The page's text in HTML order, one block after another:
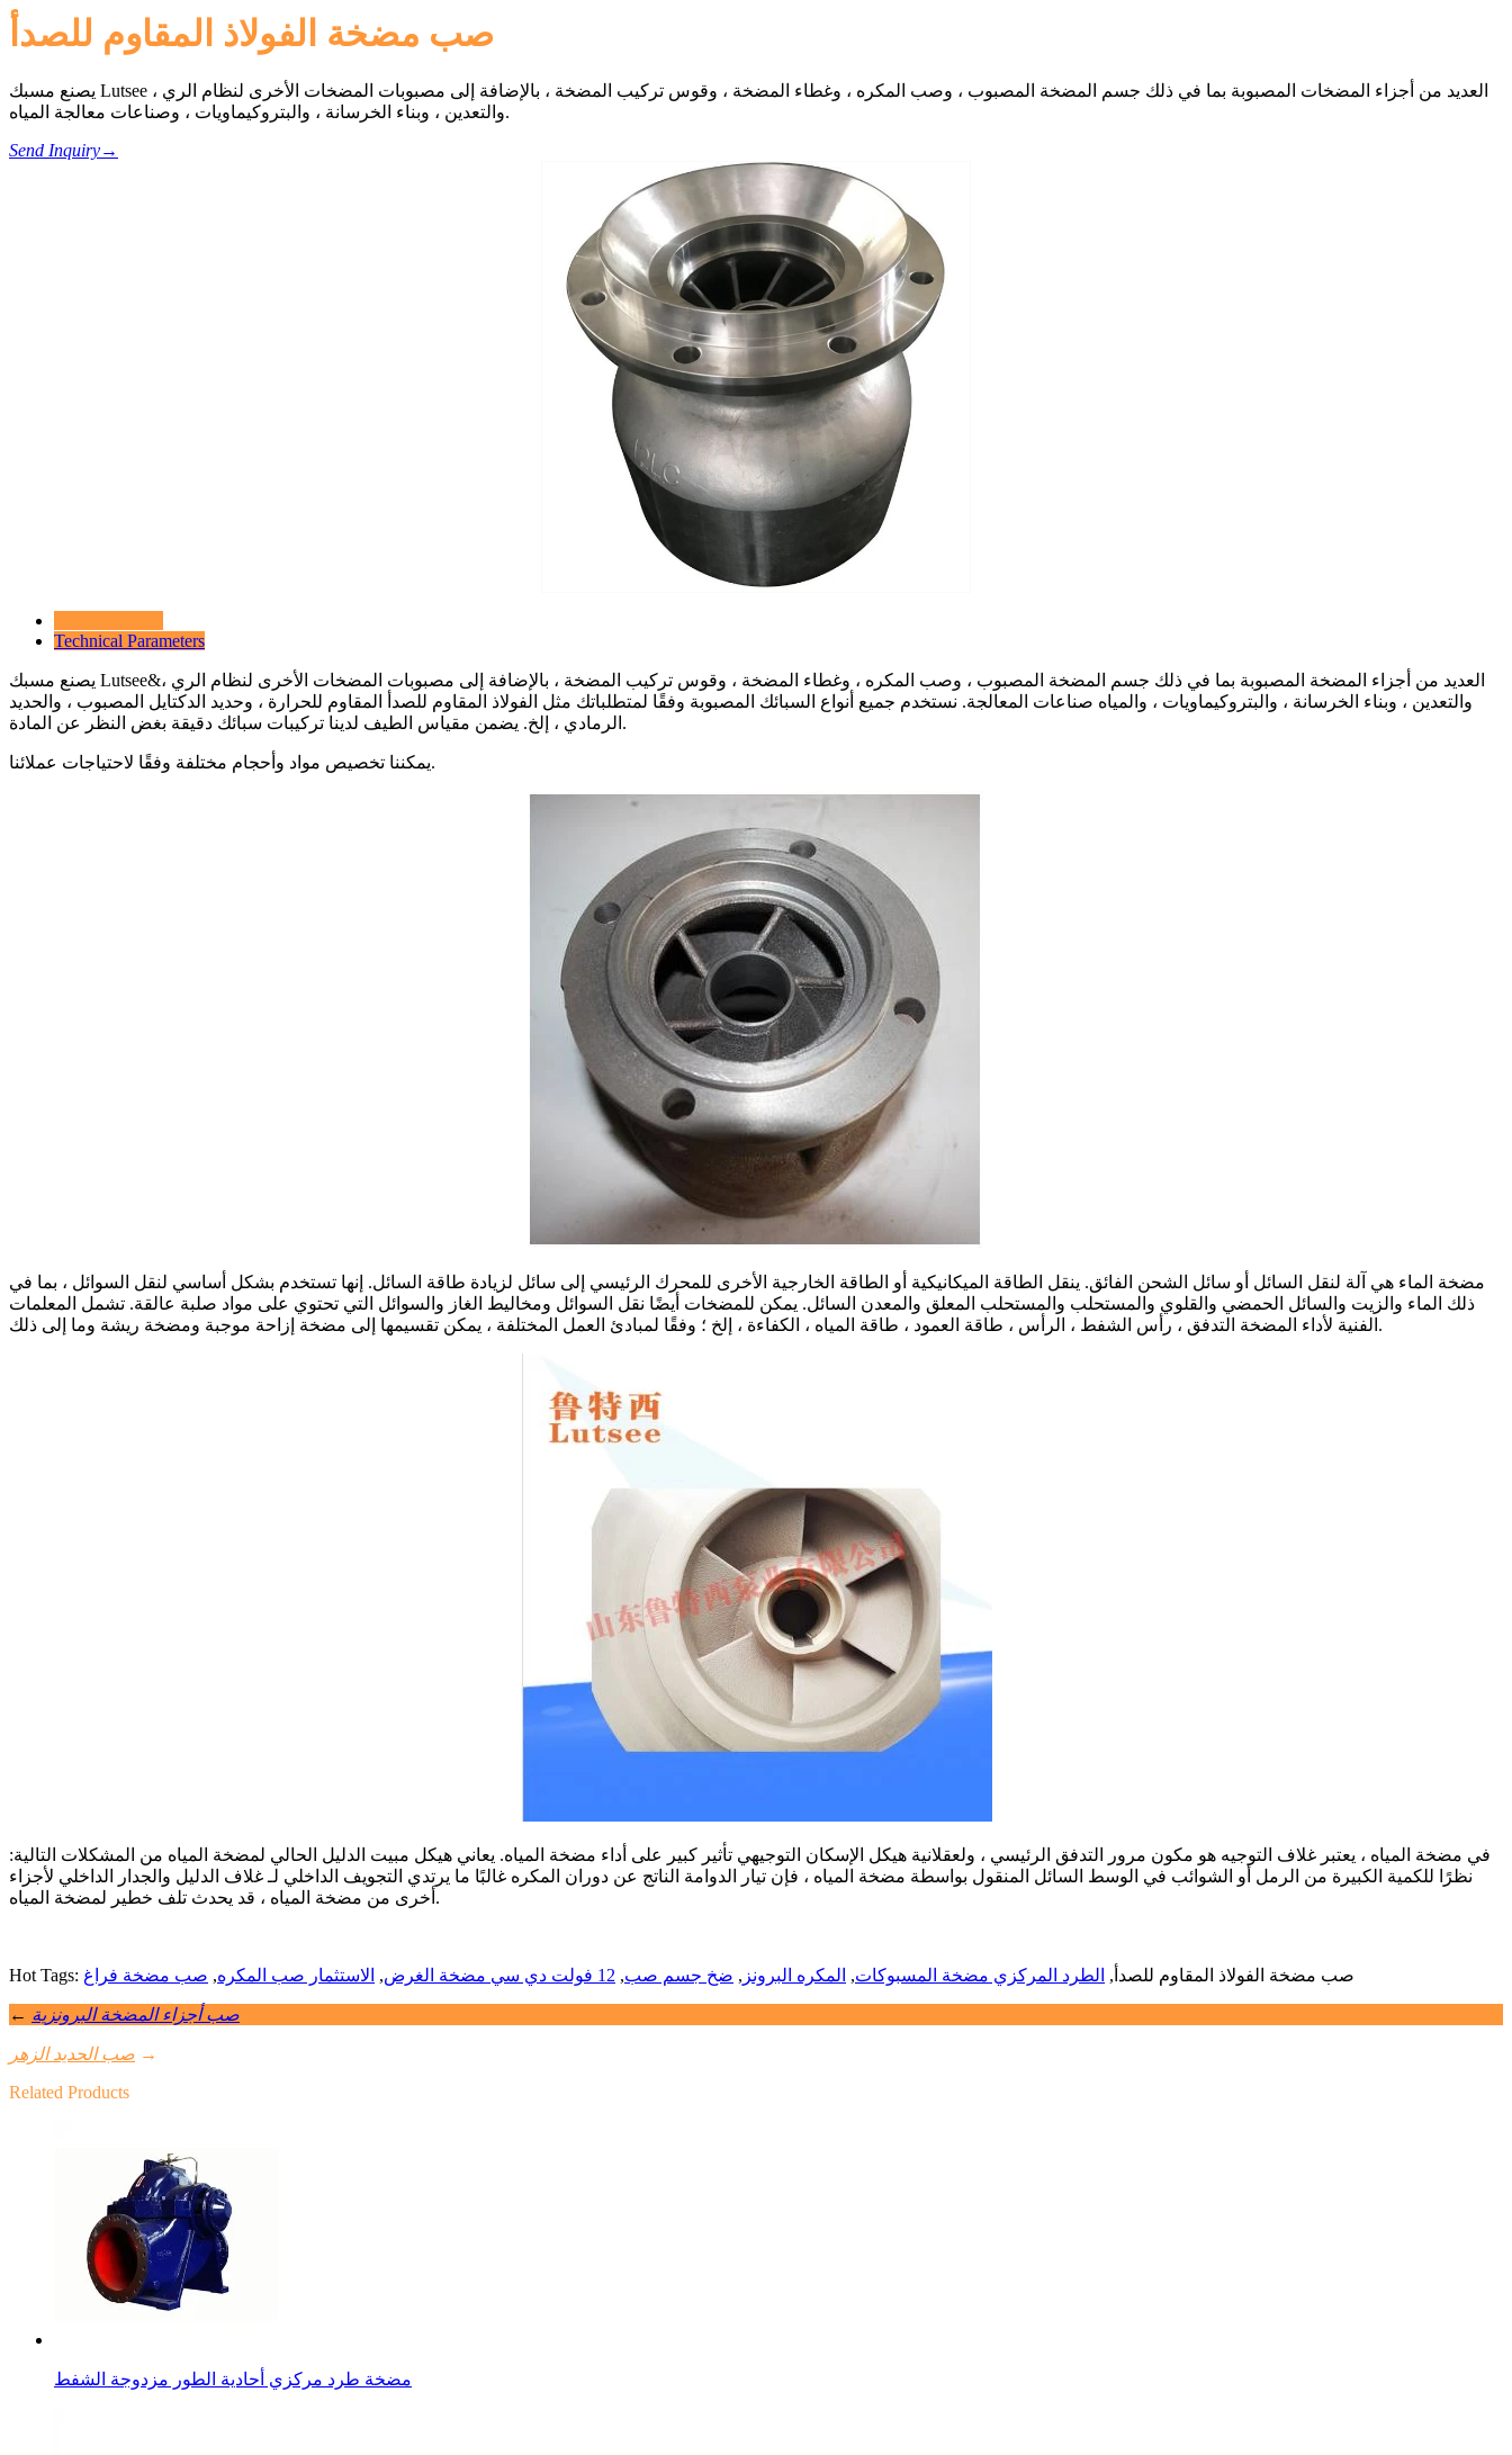
صب مضخة الفولاذ المقاوم للصدأ
يصنع مسبك Lutsee العديد من أجزاء المضخات المصبوبة بما في ذلك جسم المضخة المصبوب ، وصب المكره ، وغطاء المضخة ، وقوس تركيب المضخة ، بالإضافة إلى مصبوبات المضخات الأخرى لنظام الري ،
والتعدين ، وبناء الخرسانة ، والبتروكيماويات ، وصناعات معالجة المياه.
Send Inquiry→
Technical Parameters
يصنع مسبك Lutsee&العديد من أجزاء المضخة المصبوبة بما في ذلك جسم المضخة المصبوب ، وصب المكره ، وغطاء المضخة ، وقوس تركيب المضخة ، بالإضافة إلى مصبوبات المضخات الأخرى لنظام الري ،
والتعدين ، وبناء الخرسانة ، والبتروكيماويات ، والمياه صناعات المعالجة. نستخدم جميع أنواع السبائك المصبوبة وفقًا لمتطلباتك مثل الفولاذ المقاوم للصدأ المقاوم للحرارة ، وحديد الدكتايل المصبوب ، والحديد
الرمادي ، إلخ. يضمن مقياس الطيف لدينا تركيبات سبائك دقيقة بغض النظر عن المادة.
يمكننا تخصيص مواد وأحجام مختلفة وفقًا لاحتياجات عملائنا.
مضخة الماء هي آلة لنقل السائل أو سائل الشحن الفائق. ينقل الطاقة الميكانيكية أو الطاقة الخارجية الأخرى للمحرك الرئيسي إلى سائل لزيادة طاقة السائل. إنها تستخدم بشكل أساسي لنقل السوائل ، بما في
ذلك الماء والزيت والسائل الحمضي والقلوي والمستحلب والمستحلب المعلق والمعدن السائل. يمكن للمضخات أيضًا نقل السوائل ومخاليط الغاز والسوائل التي تحتوي على مواد صلبة عالقة. تشمل المعلمات
الفنية لأداء المضخة التدفق ، رأس الشفط ، الرأس ، طاقة العمود ، طاقة المياه ، الكفاءة ، إلخ ؛ وفقًا لمبادئ العمل المختلفة ، يمكن تقسيمها إلى مضخة إزاحة موجبة ومضخة ريشة وما إلى ذلك.
في مضخة المياه ، يعتبر غلاف التوجيه هو مكون مرور التدفق الرئيسي ، ولعقلانية هيكل الإسكان التوجيهي تأثير كبير على أداء مضخة المياه. يعاني هيكل مبيت الدليل الحالي لمضخة المياه من المشكلات التالية:
نظرًا للكمية الكبيرة من الرمل أو الشوائب في الوسط السائل المنقول بواسطة مضخة المياه ، فإن تيار الدوامة الناتج عن دوران المكره غالبًا ما يرتدي التجويف الداخلي لـ غلاف الدليل والجدار الداخلي لأجزاء
أخرى من مضخة المياه ، قد يحدث تلف خطير لمضخة المياه.
Hot Tags: صب مضخة الفولاذ المقاوم للصدأ, الطرد المركزي مضخة المسبوكات, المكره البرونز , ضخ جسم صب, 12 فولت دي سي مضخة الغرض , الاستثمار صب المكره, صب مضخة فراغ
← صب أجزاء المضخة البرونزية
صب الحديد الزهر →
Related Products
مضخة طرد مركزي أحادية الطور مزدوجة الشفط